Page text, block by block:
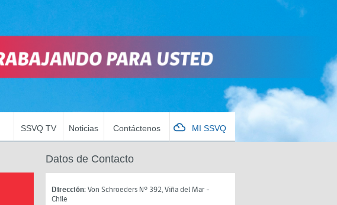
SSVQ TV Noticias Contáctenos MI SSVQ
Datos de Contacto
Dirección:Von Schroeders N° 392, Viña del Mar -
Chile